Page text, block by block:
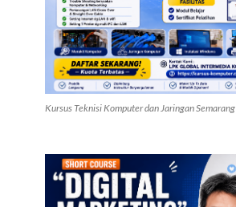
Kursus Teknisi Komputer dan Jaringan Semarang